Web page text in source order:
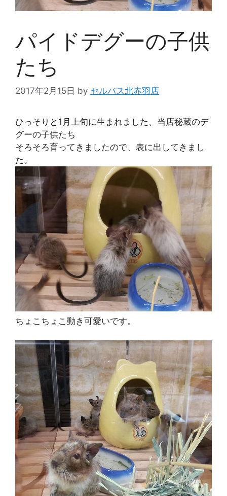
パイドデグーの子供
たち
2017年2月15日 by セルバス北赤羽店
ひっそりと1月上旬に生まれました、当店秘蔵のデ
グーの子供たち
そろそろ育ってきましたので、表に出してきまし
た。
ちょこちょこ動き可愛いです。